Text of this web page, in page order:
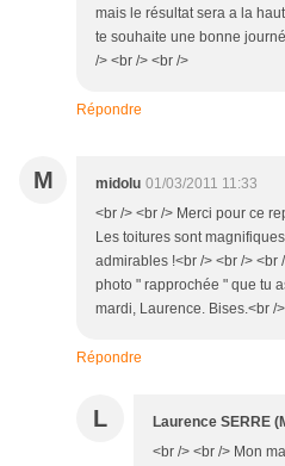
mais le résultat sera a la
te souhaite une bonne
/> <br /> <br />
Répondre
M midolu 01/03/2011 11:33
<br /> <br /> Merci pour ce
Les toitures sont
admirables !<br /> <br />
photo " rapprochée " que tu
mardi, Laurence. Bises.<br /
Répondre
L Laurence SERRE
<br /> <br /> Mon